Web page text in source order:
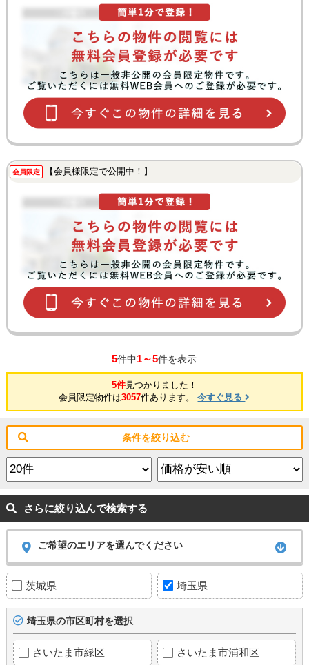
会員限定 【会員様限定で公開中！】
5件中1～5件を表示
5件見つかりました！
会員限定物件は3057件あります。今すぐ見る
条件を絞り込む
さらに絞り込んで検索する
ご希望のエリアを選んでください
茨城県 埼玉県
埼玉県の市区町村を選択
さいたま市緑区 さいたま市浦和区